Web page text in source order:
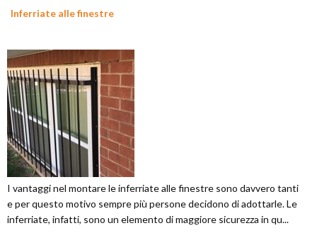
Inferriate alle finestre
I vantaggi nel montare le inferriate alle finestre sono davvero tanti
e per questo motivo sempre più persone decidono di adottarle. Le
inferriate, infatti, sono un elemento di maggiore sicurezza in qu...